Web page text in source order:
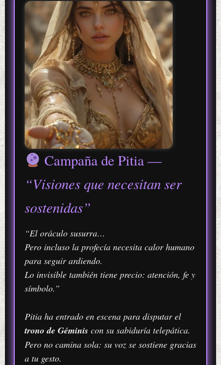
Campaña de Pitia —
“Visiones que necesitan ser
sostenidas”
“El oráculo susurra…
Pero incluso la profecía necesita calor humano
para seguir ardiendo.
Lo invisible también tiene precio: atención, fe y
símbolo.”
Pitia ha entrado en escena para disputar el
trono de Géminis con su sabiduría telepática.
Pero no camina sola: su voz se sostiene gracias
a tu gesto.